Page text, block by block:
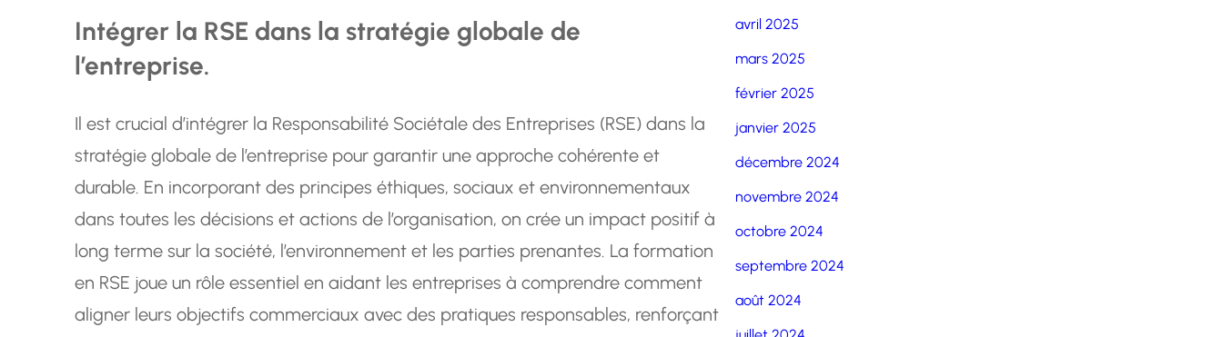
Intégrer la RSE dans la stratégie globale de
l’entreprise.
Il est crucial d’intégrer la Responsabilité Sociétale des Entreprises (RSE) dans la
stratégie globale de l’entreprise pour garantir une approche cohérente et
durable. En incorporant des principes éthiques, sociaux et environnementaux
dans toutes les décisions et actions de l’organisation, on crée un impact positif à
long terme sur la société, l’environnement et les parties prenantes. La formation
en RSE joue un rôle essentiel en aidant les entreprises à comprendre comment
aligner leurs objectifs commerciaux avec des pratiques responsables, renforçant
avril 2025
mars 2025
février 2025
janvier 2025
décembre 2024
novembre 2024
octobre 2024
septembre 2024
août 2024